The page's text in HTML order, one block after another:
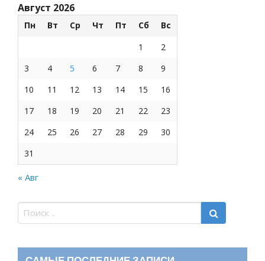
Август 2026
Пн Вт Ср Чт Пт Сб
Вс
1
2
3
4 5 6 7 8
9
10
11 12 13 14 15
16
17
18 19 20 21 22
23
24
25 26 27 28 29
30
31
« Авг